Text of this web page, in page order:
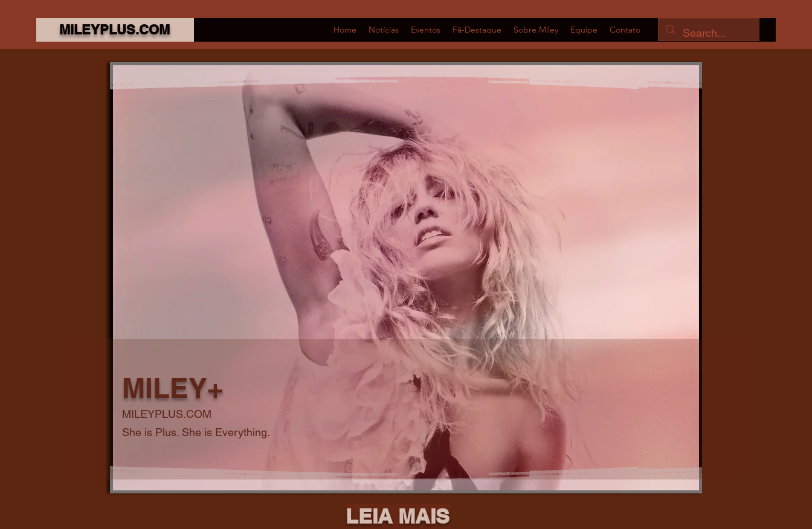
MILEYPLUS.COM Home Notícias Eventos Fã-Destaque Sobre Miley Equipe Contato
LEIA MAIS
MILEY+
MILEYPLUS.COM
She is Plus. She is Everything.